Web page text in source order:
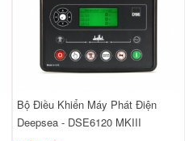
Bộ Điều Khiển Máy Phát Điện
Deepsea - DSE6120 MKIII